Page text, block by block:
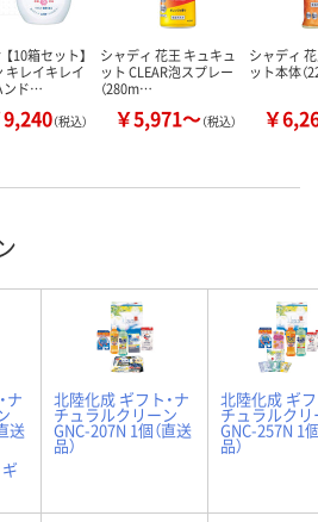
10箱セット】
キレイキレイ
ンド…
9,240（税込）
シャディ 花王 キュキュ
ット CLEAR泡スプレー
（280m…
￥5,971～（税込）
シャディ
ット本体（
￥
ナ
送
北陸化成 ギフト・ナ
チュラルクリーン
GNC-207N 1個（直送
品）
北陸化成 ギフ
チュラルクリ
GNC-257N 1
品）